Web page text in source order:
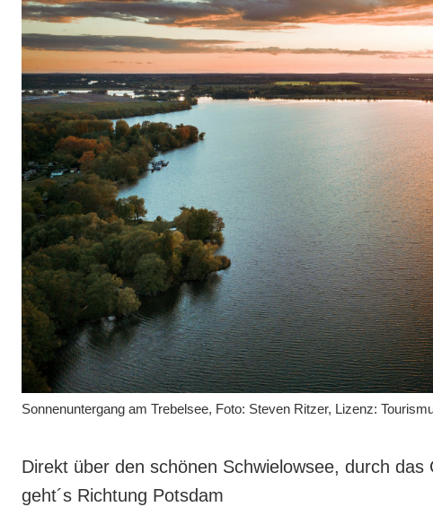
Sonnenuntergang am Trebelsee, Foto: Steven Ritzer, Lizenz:
Direkt über den schönen Schwielowsee, durch
geht´s Richtung Potsdam